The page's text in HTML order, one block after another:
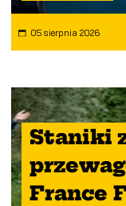
05 sierpnia 2026
Staniki
France